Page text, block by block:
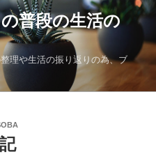
普段の生活の
理や生活の振り返りの為、ブ